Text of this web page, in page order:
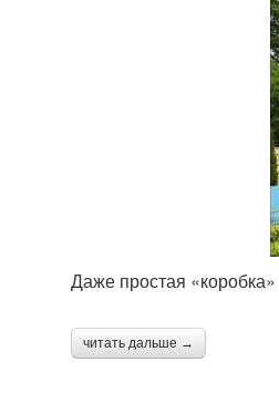
Даже простая
читать дальше →